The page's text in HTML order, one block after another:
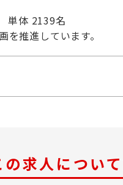
単体 2139名
推進しています。
の求人につい